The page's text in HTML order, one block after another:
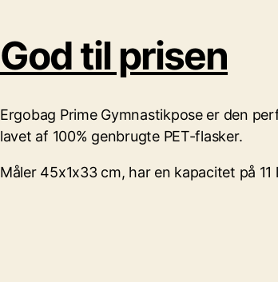
God til prisen
Ergobag Prime Gymnastikpose er den
lavet af 100% genbrugte PET-flasker.
Måler 45x1x33 cm, har en kapacitet på